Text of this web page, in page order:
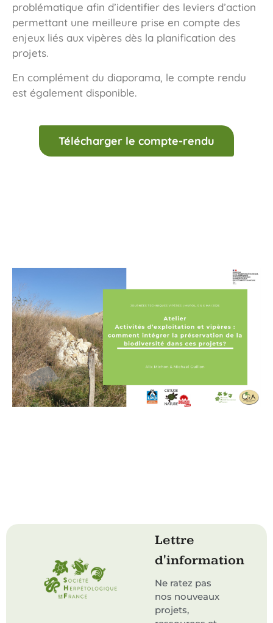
problématique afin d’identifier des leviers d’action
permettant une meilleure prise en compte des
enjeux liés aux vipères dès la planification des
projets.
En complément du diaporama, le compte rendu
est également disponible.
Télécharger le compte-rendu
Lettre
d'information
Ne ratez pas
nos nouveaux
projets,